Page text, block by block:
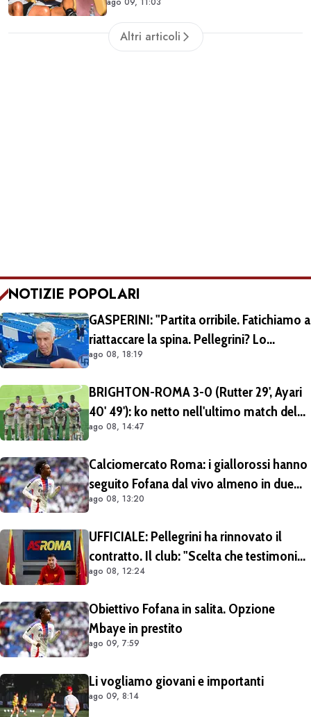
lavorare durante la sosta
Altri articoli
NOTIZIE POPOLARI
GASPERINI: "Partita orribile. Fatichiamo a
riattaccare la spina. Pellegrini? Lo
rivedremo in campo tra un mese.
ago 08, 18:19
BRIGHTON-ROMA 3-0 (Rutter 29', Ayari
40' 49'): ko netto nell'ultimo match del
tour britannico (FOTO e VIDEO)
ago 08, 14:47
Calciomercato Roma: i giallorossi hanno
seguito Fofana dal vivo almeno in due
occasioni. Costa 40/45 milioni
ago 08, 13:20
UFFICIALE: Pellegrini ha rinnovato il
contratto. Il club: "Scelta che testimonia
condivisione della visione sportiva e dei
ago 08, 12:24
Obiettivo Fofana in salita. Opzione
Mbaye in prestito
ago 09, 7:59
Li vogliamo giovani e importanti
ago 09, 8:14